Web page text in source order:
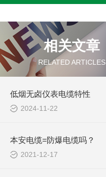
相关文章
RELATED ARTICLES
低烟无卤仪表电缆特性
2024-11-22
本安电缆=防爆电缆吗？
2021-12-17